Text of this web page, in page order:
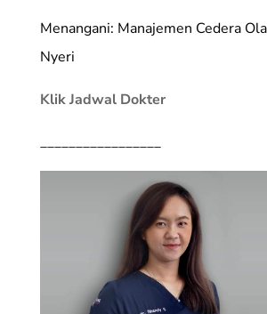
Menangani: Manajemen Cedera
Nyeri
Klik Jadwal Dokter
_________________